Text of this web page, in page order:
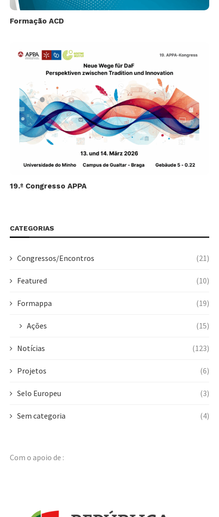
Formação ACD
19.º Congresso APPA
CATEGORIAS
Congressos/Encontros (21)
Featured (10)
Formappa (19)
Ações (15)
Notícias (123)
Projetos (6)
Selo Europeu (3)
Sem categoria (4)
Com o apoio de :